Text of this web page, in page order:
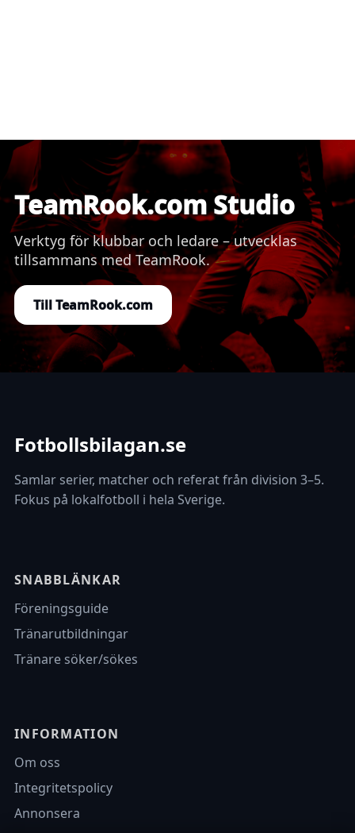
TeamRook.com Studio
Verktyg för klubbar och ledare – utvecklas
tillsammans med TeamRook.
Till TeamRook.com
Fotbollsbilagan.se
Samlar serier, matcher och referat från division 3–5.
Fokus på lokalfotboll i hela Sverige.
SNABBLÄNKAR
Föreningsguide
Tränarutbildningar
Tränare söker/sökes
INFORMATION
Om oss
Integritetspolicy
Annonsera